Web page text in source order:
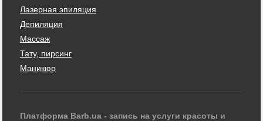
Лазерная эпиляция
Депиляция
Массаж
Тату, пирсинг
Маникюр
Платформа Barb.ua - запись на услуги красоты и